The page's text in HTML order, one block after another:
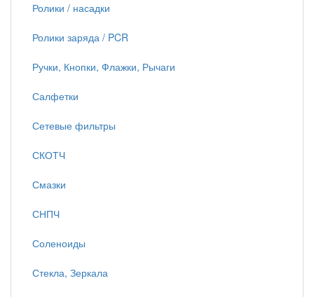
Ролики / насадки
Ролики заряда / PCR
Ручки, Кнопки, Флажки, Рычаги
Салфетки
Сетевые фильтры
СКОТЧ
Смазки
СНПЧ
Соленоиды
Стекла, Зеркала